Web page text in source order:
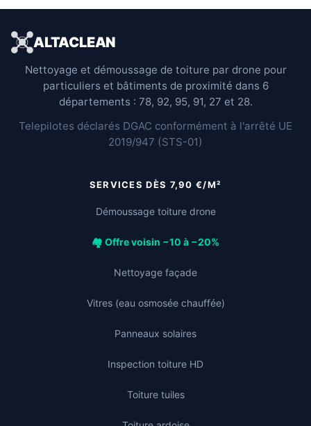
ALTACLEAN
Nettoyage et démoussage de toiture par drone pour
particuliers et bâtiments de proximité dans 6
départements : 78, 92, 95, 91, 27 et 28.
Telepilotes déclarés DGAC conformément à l'arrêté UE
2019/947 (STS-01)
SERVICES DÈS 7,90 €/M²
Démoussage toiture drone
🏘️ Offre voisin −10 à −20%
Nettoyage façade
Vitres (eau osmosée chauffée)
Panneaux solaires
Inspection toiture HD
Toiture tuiles